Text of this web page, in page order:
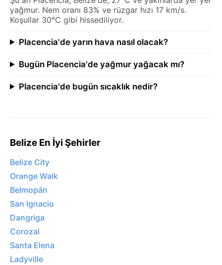
yağmur. Nem oranı 83% ve rüzgar hızı 17 km/s.
Koşullar 30°C gibi hissediliyor.
Placencia'de yarın hava nasıl olacak?
Bugün Placencia'de yağmur yağacak mı?
Placencia'de bugün sıcaklık nedir?
Belize En İyi Şehirler
Belize City
Orange Walk
Belmopán
San Ignacio
Dangriga
Corozal
Santa Elena
Ladyville